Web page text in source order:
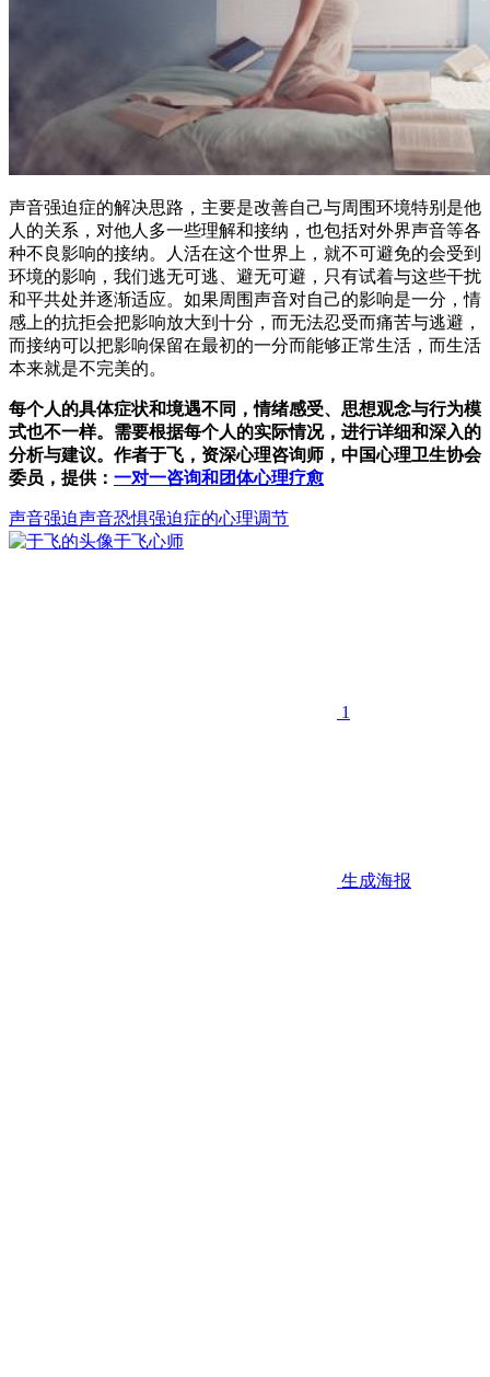
声音强迫症的解决思路，主要是改善自己与周围环境特别是他
人的关系，对他人多一些理解和接纳，也包括对外界声音等各
种不良影响的接纳。人活在这个世界上，就不可避免的会受到
环境的影响，我们逃无可逃、避无可避，只有试着与这些干扰
和平共处并逐渐适应。如果周围声音对自己的影响是一分，情
感上的抗拒会把影响放大到十分，而无法忍受而痛苦与逃避，
而接纳可以把影响保留在最初的一分而能够正常生活，而生活
本来就是不完美的。
每个人的具体症状和境遇不同，情绪感受、思想观念与行为模
式也不一样。需要根据每个人的实际情况，进行详细和深入的
分析与建议。作者于飞，资深心理咨询师，中国心理卫生协会
委员，提供： 一对一咨询和团体心理疗愈
声音强迫声音恐惧强迫症的心理调节
于飞心师
1
生成海报